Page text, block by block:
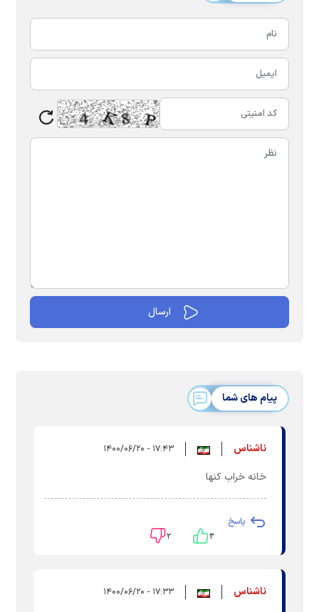
پیام های شما
ناشناس ۱۷:۴۳ - ۱۴۰۰/۰۶/۲۰
خانه خراب کنها
پاسخ
۳ ۲
ناشناس ۱۷:۳۳ - ۱۴۰۰/۰۶/۲۰